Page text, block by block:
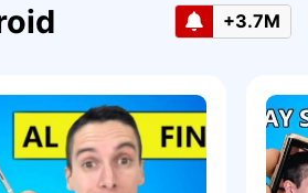
+3.7M